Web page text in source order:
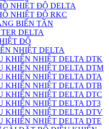
NHIỆT ĐỘ DELTA
NHIỆT ĐỘ RKC
BIẾN TẦN
DELTA
ĐỘ
NHIỆT DELTA
KHIỂN NHIỆT DELTA DTK
KHIỂN NHIỆT DELTA DTM
KHIỂN NHIỆT DELTA DTA
KHIỂN NHIỆT DELTA DTB
KHIỂN NHIỆT DELTA DTC
KHIỂN NHIỆT DELTA DT3
KHIỂN NHIỆT DELTA DTV
KHIỂN NHIỆT DELTA DTE